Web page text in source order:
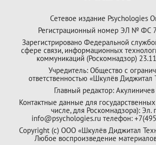
Сетевое издание Psychologies
Регистрационный номер ЭЛ № ФС
Зарегистрировано Федеральной
сфере связи, информационных
коммуникаций (Роскомнадзор)
Учредитель: Общество с
ответственностью «Шкулёв Диджитал
Главный редактор:
Контактные данные для
числе, для Роскомнадзора): Эл.
info@psychologies.ru телефон:
Copyright (с) ООО «Шкулёв Диджитал
Любое воспроизведение